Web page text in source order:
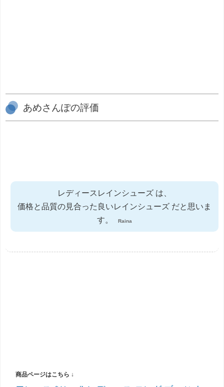
あめさんぽの評価
レディースレインシューズ は、
価格と品質の見合った良いレインシューズ だと思いま
す。
Raina